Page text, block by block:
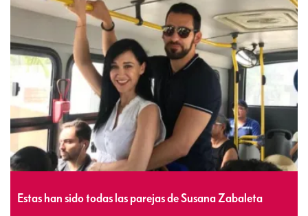
Estas han sido todas las parejas de Susana Zabaleta